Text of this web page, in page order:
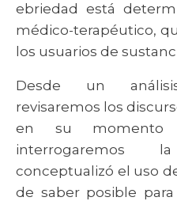
ebriedad está
médico-terapéutico,
los usuarios de
Desde un análisis
revisaremos los
en su momento
interrogaremos
conceptualizó el uso
de saber posible